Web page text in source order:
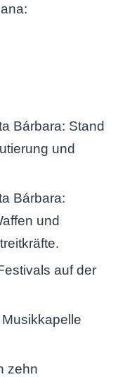
Bárbara: Stand
und
Bárbara:
und
auf der
zehn